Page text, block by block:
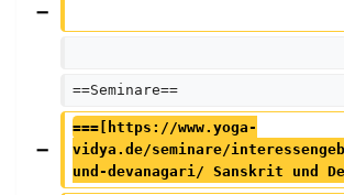
==Seminare==
===[https://www.yoga-
vidya.de/seminare/
und-devanagari/ Sanskrit und